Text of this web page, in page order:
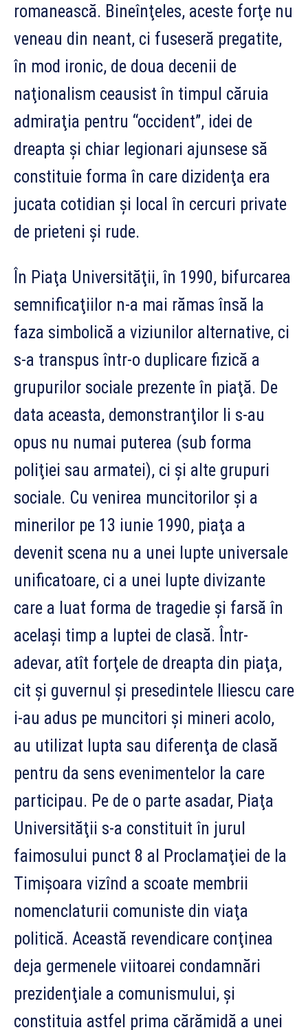
romanească. Bineînţeles, aceste forţe nu
veneau din neant, ci fuseseră pregatite,
în mod ironic, de doua decenii de
naţionalism ceausist în timpul căruia
admiraţia pentru “occident”, idei de
dreapta şi chiar legionari ajunsese să
constituie forma în care dizidenţa era
jucata cotidian şi local în cercuri private
de prieteni şi rude.
În Piaţa Universităţii, în 1990, bifurcarea
semnificaţiilor n-a mai rămas însă la
faza simbolică a viziunilor alternative, ci
s-a transpus într-o duplicare fizică a
grupurilor sociale prezente în piaţă. De
data aceasta, demonstranţilor li s-au
opus nu numai puterea (sub forma
poliţiei sau armatei), ci şi alte grupuri
sociale. Cu venirea muncitorilor şi a
minerilor pe 13 iunie 1990, piaţa a
devenit scena nu a unei lupte universale
unificatoare, ci a unei lupte divizante
care a luat forma de tragedie şi farsă în
acelaşi timp a luptei de clasă. Într-
adevar, atît forţele de dreapta din piaţa,
cit şi guvernul şi presedintele Iliescu care
i-au adus pe muncitori şi mineri acolo,
au utilizat lupta sau diferenţa de clasă
pentru da sens evenimentelor la care
participau. Pe de o parte asadar, Piaţa
Universităţii s-a constituit în jurul
faimosului punct 8 al Proclamaţiei de la
Timişoara vizînd a scoate membrii
nomenclaturii comuniste din viaţa
politică. Această revendicare conţinea
deja germenele viitoarei condamnări
prezidenţiale a comunismului, şi
constituia astfel prima cărămidă a unei